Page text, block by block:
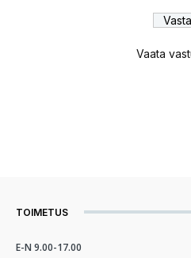
Vaata
TOIMETUS
E-N 9.00-17.00